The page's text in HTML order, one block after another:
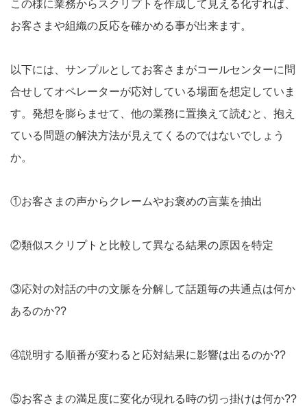
この様に業務からスクリプトを作成して見える化すれば、
お客さまや組織の反応を確かめる事が出来ます。
以下には、サンプルとしてお客さまがコールセンターに問
合せしてオペレーターが応対している場面を想定していま
す。発想を膨らませて、他の業務に置換えて読むと、抱え
ている問題の解決方法が見えてくるのではないでしょう
か。
①お客さまの声からクレームやお褒めの言葉を抽出
②類似スクリプトと比較して異なる結果の原因を特定
③応対の対話の中の文脈を分解して話題毎の共通点は何か
あるのか??
④説明する順番が変わると応対結果に影響は出るのか??
⑤お客さまの満足度に変化が現れる時の切っ掛けは何か??